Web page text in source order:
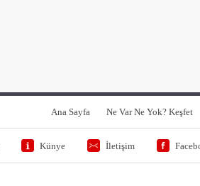
Ana Sayfa Ne Var Ne Yok? Keşfet
Künye İletişim